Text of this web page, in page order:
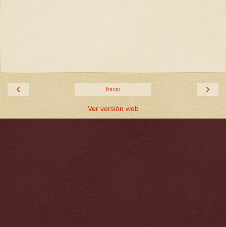
‹ ›
Inicio
Ver versión web